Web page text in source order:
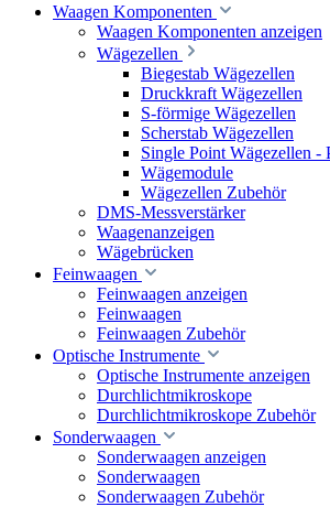
Waagen Komponenten
Waagen Komponenten anzeigen
Wägezellen
Biegestab Wägezellen
Druckkraft Wägezellen
S-förmige Wägezellen
Scherstab Wägezellen
Single Point Wägezellen -
Wägemodule
Wägezellen Zubehör
DMS-Messverstärker
Waagenanzeigen
Wägebrücken
Feinwaagen
Feinwaagen anzeigen
Feinwaagen
Feinwaagen Zubehör
Optische Instrumente
Optische Instrumente anzeigen
Durchlichtmikroskope
Durchlichtmikroskope Zubehör
Sonderwaagen
Sonderwaagen anzeigen
Sonderwaagen
Sonderwaagen Zubehör